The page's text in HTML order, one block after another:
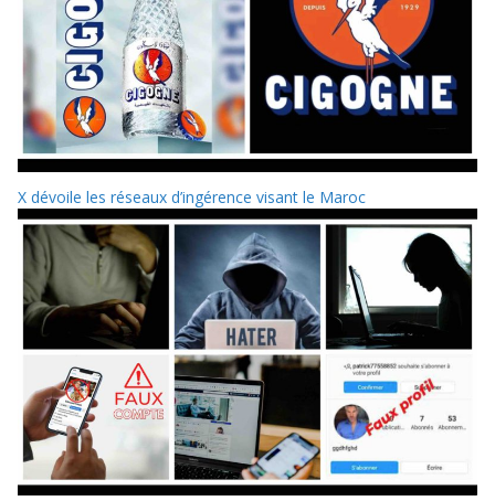
X dévoile les réseaux d’ingérence visant le Maroc